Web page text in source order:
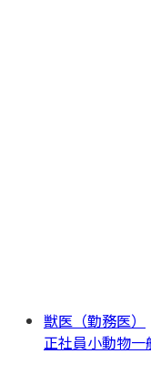
獣医（勤務医）
正社員小動物一